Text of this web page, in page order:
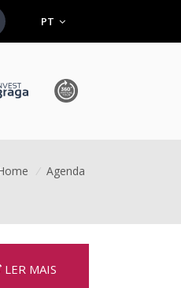
PT
/ Agenda
LER MAIS